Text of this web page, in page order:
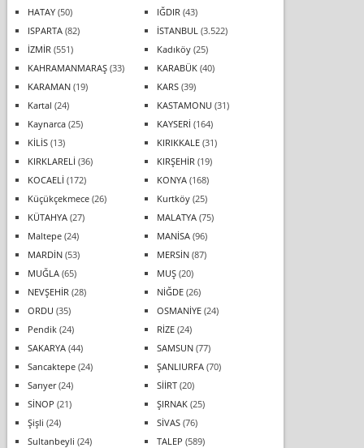
HATAY(50) IĞDIR (43)
ISPARTA(82) İSTANBUL (3.522)
İZMİR (551) Kadıköy(25)
KAHRAMANMARAŞ(33) KARABÜK(40)
KARAMAN(19) KARS(39)
Kartal (24) KASTAMONU (31)
Kaynarca(25) KAYSERİ (164)
KİLİS(13) KIRIKKALE(31)
KIRKLARELİ (36) KIRŞEHİR (19)
KOCAELİ (172) KONYA(168)
Küçükçekmece(26) Kurtköy(25)
KÜTAHYA(27) MALATYA(75)
Maltepe(24) MANİSA(96)
MARDİN(53) MERSİN(87)
MUĞLA(65) MUŞ(20)
NEVŞEHİR (28) NİĞDE(26)
ORDU (35) OSMANİYE(24)
Pendik(24) RİZE(24)
SAKARYA(44) SAMSUN(77)
Sancaktepe(24) ŞANLIURFA(70)
Sarıyer(24) SİİRT(20)
SİNOP (21) ŞIRNAK(25)
Şişli (24) SİVAS(76)
Sultanbeyli (24) TALEP (589)